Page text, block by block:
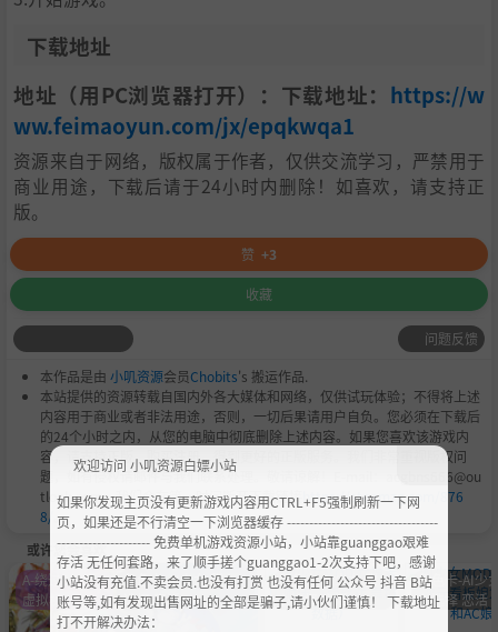
下载地址
地址（用PC浏览器打开）：下载地址： https://w
ww.feimaoyun.com/jx/epqkwqa1
资源来自于网络，版权属于作者，仅供交流学习，严禁用于
商业用途，下载后请于24小时内删除！如喜欢，请支持正
版。
赞 +3
收藏
问题反馈
本作品是由 小叽资源会员Chobits's 搬运作品.
本站提供的资源转载自国内外各大媒体和网络，仅供试玩体验；不得将上述
内容用于商业或者非法用途，否则，一切后果请用户自负。您必须在下载后
的24个小时之内，从您的电脑中彻底删除上述内容。如果您喜欢该游戏内
容，请支持正版，购买注册，得到更好的正版服务。我们非常重视版权问
题，如有侵权请邮件与我们联系处理。敬请谅解！E-mail：acgbns666@ou
tlook.com，我们会在第一时间断开下载链接 https://steamzg.com/876
8/ 。
或许您会喜欢
A-绕过D加密
虚拟机
角色卡-AI少女 甜心
选择 恋活
角色卡-AI少女 甜
心选择 恋活
角色卡-AI少
心选择 恋活
欢迎访问 小叽资源白嫖小站
如果你发现主页没有更新游戏内容用CTRL+F5强制刷新一下网
页，如果还是不行清空一下浏览器缓存 ----------------------------------
--------------------- 免费单机游戏资源小站，小站靠guanggao艰难
存活 无任何套路，来了顺手搓个guanggao1-2次支持下吧，感谢
小站没有充值.不卖会员.也没有打赏 也没有任何 公众号 抖音 B站
账号等,如有发现出售网址的全部是骗子,请小伙们谨慎！ 下载地址
打不开解决办法：